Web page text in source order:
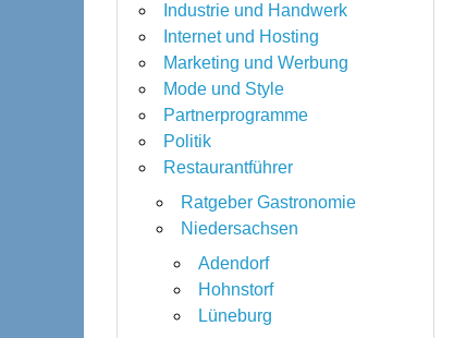
Industrie und Handwerk
Internet und Hosting
Marketing und Werbung
Mode und Style
Partnerprogramme
Politik
Restaurantführer
Ratgeber Gastronomie
Niedersachsen
Adendorf
Hohnstorf
Lüneburg